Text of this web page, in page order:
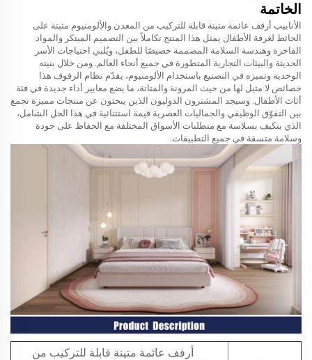
الخاتمة
الأنابيب أرفف عائمة متينة قابلة للتركيب من المعدن والألومنيوم مثبتة على
الحائط لغرفة الأطفال يمثل هذا المنتج تكاملاً بين التصميم المبتكر والمواد
الفاخرة وهندسة السلامة المصممة خصيصًا للطفل، ويُلبي احتياجات الأسر
الحديثة والبيئات التجارية المتطورة في جميع أنحاء العالم. ومن خلال بنيته
الوحدية وتميزه في التصنيع باستخدام الألومنيوم، يقدّم نظام الرفوف هذا
خصائص لا مثيل لها من حيث المرونة والمتانة، ما يضع معايير أداء جديدة في فئة
أثاث الأطفال. وسيجد المشترون الدوليون الذين يبحثون عن منتجات مميزة تجمع
بين التفوّق الوظيفي والجماليات العصرية قيمة استثنائية في هذا الحل الشامل،
الذي يتكيف بسلاسة مع متطلبات الأسواق المختلفة مع الحفاظ على جودة
وسلامة متسقة في جميع التطبيقات.
أرفف عائمة متينة قابلة للتركيب من